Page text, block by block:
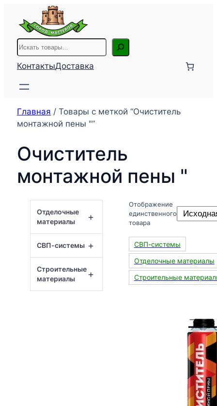
содержимому
Поиск
КонтактыДоставка
Главная / Товары с меткой “Очиститель
монтажной пены "”
Очиститель
монтажной пены "
+
Отделочные
материалы
+
СВП-системы
+
Строительные
материалы
Отображение
единственного
товара
СВП-системы
Отделочные материалы
Строительные